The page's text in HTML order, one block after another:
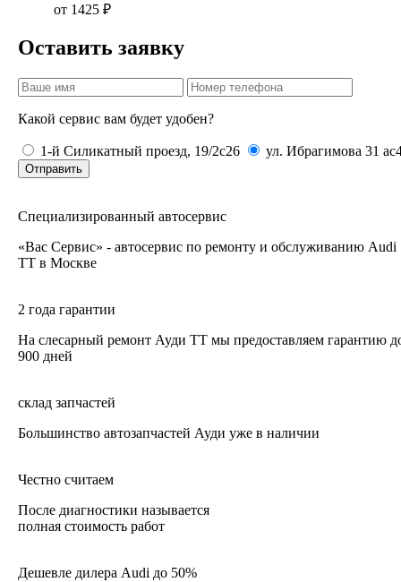
от 1425 ₽
Оставить заявку
Какой сервис вам будет удобен?
1-й Силикатный проезд, 19/2с26 ул. Ибрагимова 31
Отправить
Специализированный автосервис
«Вас Сервис» - автосервис по ремонту и обслуживанию Audi
TT в Москве
2 года гарантии
На слесарный ремонт Ауди ТТ мы предоставляем гарантию
900 дней
склад запчастей
Большинство автозапчастей Ауди уже в наличии
Честно считаем
После диагностики называется
полная стоимость работ
Дешевле дилера Audi до 50%